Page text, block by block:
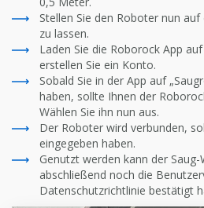
Stellen Sie den Roboter nun
zu lassen.
Laden Sie die Roborock App
erstellen Sie ein Konto.
Sobald Sie in der App auf
haben, sollte Ihnen der
Wählen Sie ihn nun aus.
Der Roboter wird verbunden,
eingegeben haben.
Genutzt werden kann der
abschließend noch die
Datenschutzrichtlinie bestätigt